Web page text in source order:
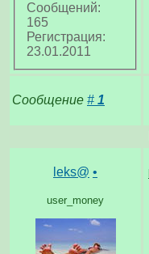
Сообщений:
165
Регистрация:
23.01.2011
Сообщение # 1
leks@ •
user_money